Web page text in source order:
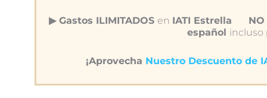
▶︎ Gastos ILIMITADOS en IATI Estrella
español incluso
¡Aprovecha Nuestro Descuento de